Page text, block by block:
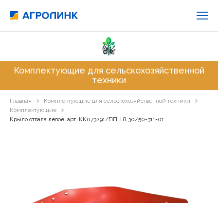
Комплектующие для сельскохозяйственной
техники
Главная
Комплектующие для сельскохозяйственной техники
Комплектующие
Крыло отвала левое, арт. КК073291/ППН 8.30/50-311-01